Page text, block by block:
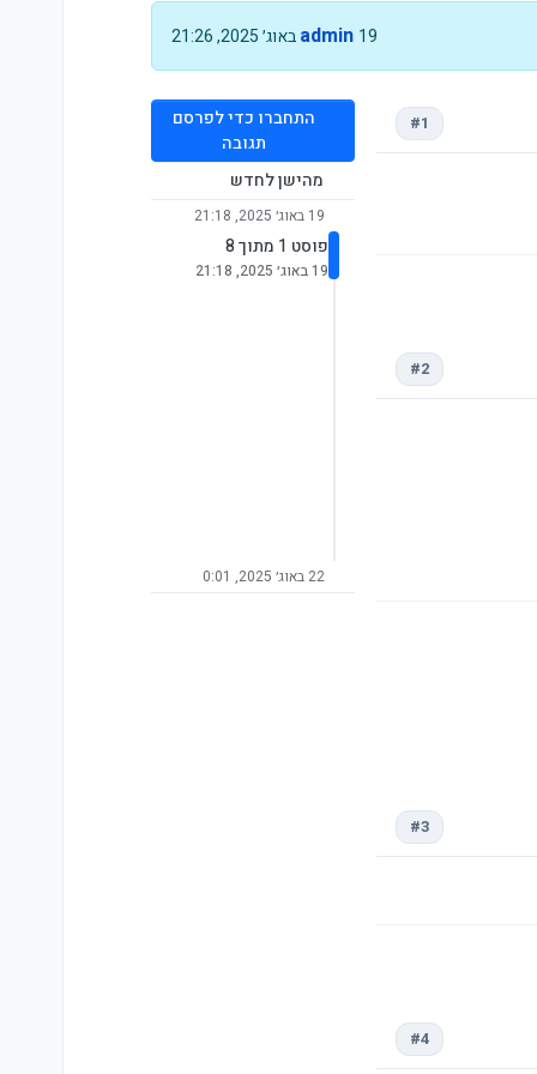
admin 19 באוג׳ 2025, 21:26
#1
#2
#3
#4
התחברו כדי לפרסם
תגובה
מהישן לחדש
19 באוג׳ 2025, 21:18
פוסט 1 מתוך 8
19 באוג׳ 2025, 21:18
22 באוג׳ 2025, 0:01